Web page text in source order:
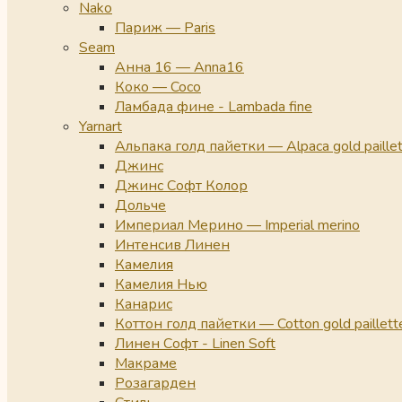
Nako
Париж — Paris
Seam
Анна 16 — Anna16
Коко — Coco
Ламбада фине - Lambada fine
Yarnart
Альпака голд пайетки — Alpaca gold
Джинс
Джинс Софт Колор
Дольче
Империал Мерино — Imperial merino
Интенсив Линен
Камелия
Камелия Нью
Канарис
Коттон голд пайетки — Cotton gold
Линен Софт - Linen Soft
Макраме
Розагарден